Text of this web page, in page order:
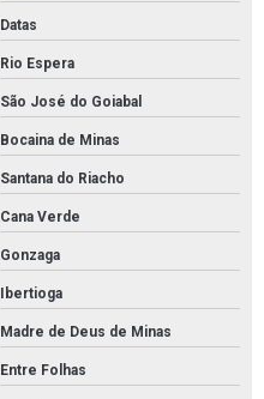
Datas
Rio Espera
São José do Goiabal
Bocaina de Minas
Santana do Riacho
Cana Verde
Gonzaga
Ibertioga
Madre de Deus de Minas
Entre Folhas